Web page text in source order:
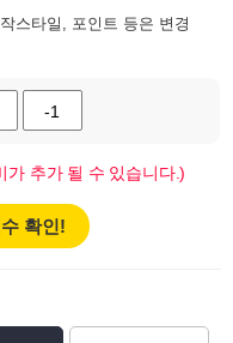
스타일, 포인트 등은 변경
-1
가 추가 될 수 있습니다.)
확인!